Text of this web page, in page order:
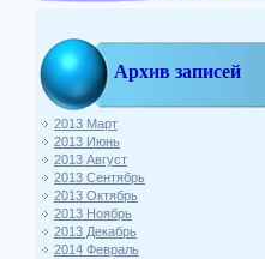
Архив записей
2013 Март
2013 Июнь
2013 Август
2013 Сентябрь
2013 Октябрь
2013 Ноябрь
2013 Декабрь
2014 Февраль